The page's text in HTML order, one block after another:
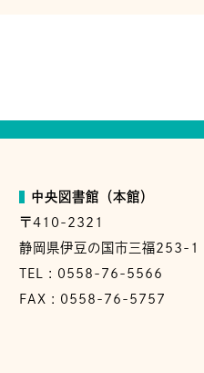
中央図書館（本館）
〒410-2321
静岡県伊豆の国市三福253-1
TEL : 0558-76-5566
FAX : 0558-76-5757